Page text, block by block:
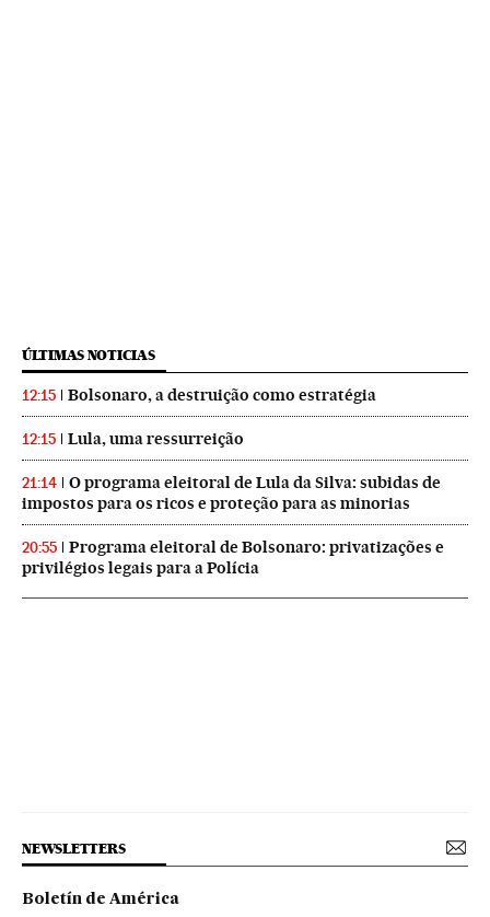
ÚLTIMAS NOTICIAS
12:15 Bolsonaro, a destruição como estratégia
12:15 Lula, uma ressurreição
21:14
O programa eleitoral de Lula da Silva: subidas de
impostos para os ricos e proteção para as minorias
20:55
Programa eleitoral de Bolsonaro: privatizações e
privilégios legais para a Polícia
NEWSLETTERS
Boletín de América